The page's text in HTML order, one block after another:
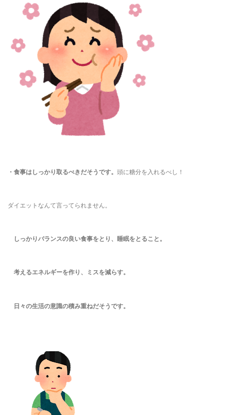
・食事はしっかり取るべきだそうです。 頭に糖分を入れるべし！
ダイエットなんて言ってられません。
しっかりバランスの良い食事をとり、睡眠をとること。
考えるエネルギーを作り、ミスを減らす。
日々の生活の意識の積み重ねだそうです。